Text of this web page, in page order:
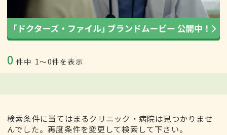
0 件中 1〜0件を表示
検索条件に当てはまるクリニック・病院は見つかりませ
んでした。再度条件を変更して検索して下さい。